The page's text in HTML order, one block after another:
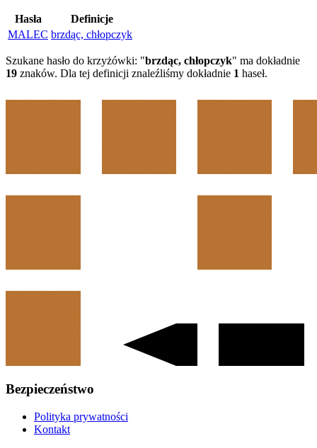
Hasła
Definicje
MALEC brzdąc, chłopczyk
Szukane hasło do krzyżówki: "brzdąc, chłopczyk" ma dokładnie
19 znaków. Dla tej definicji znaleźliśmy dokładnie 1 haseł.
Bezpieczeństwo
Polityka prywatności
Kontakt